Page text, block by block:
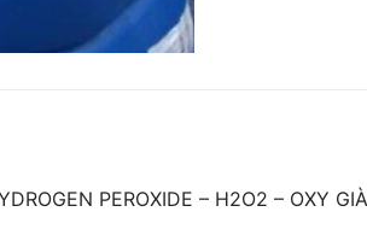
PEROXIDE – H2O2 – OXY